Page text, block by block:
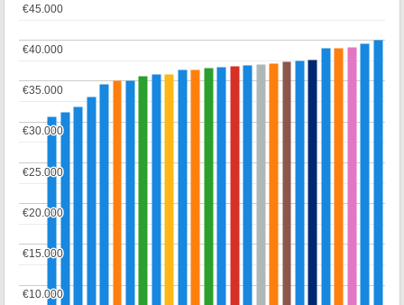
€10.000
€10.000
€15.000
€15.000
€20.000
€20.000
€25.000
€25.000
€30.000
€30.000
€35.000
€35.000
€40.000
€40.000
€45.000
€45.000